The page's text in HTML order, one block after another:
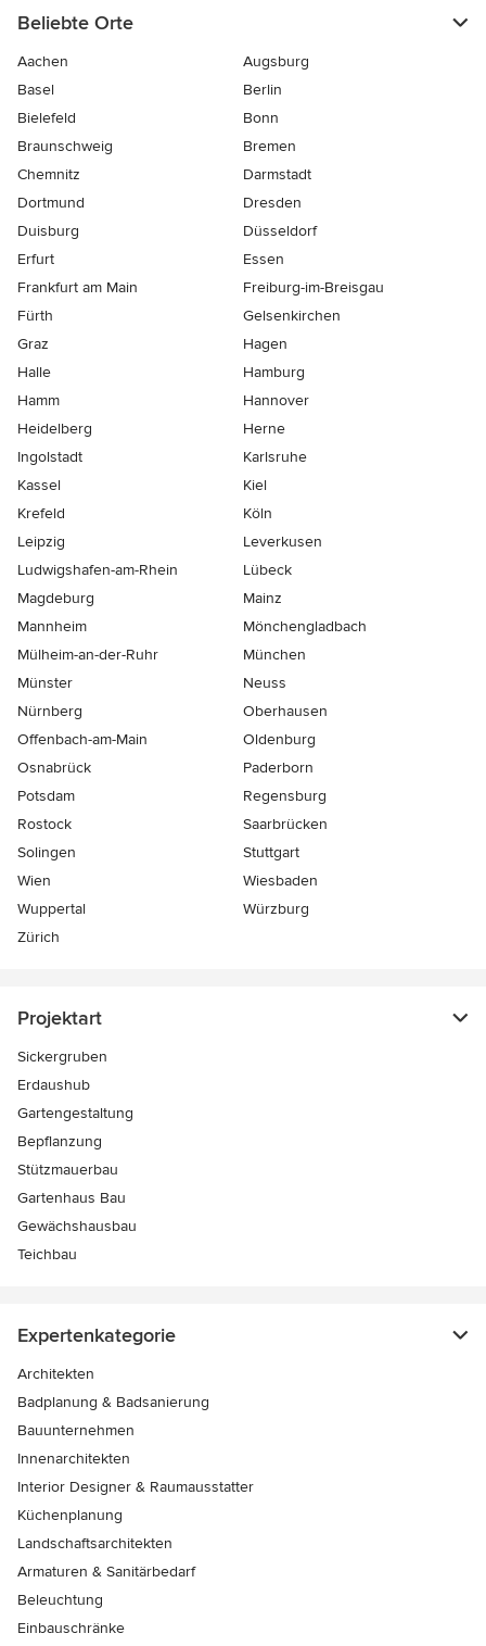
Beliebte Orte
Aachen
Augsburg
Basel
Berlin
Bielefeld
Bonn
Braunschweig
Bremen
Chemnitz
Darmstadt
Dortmund
Dresden
Duisburg
Düsseldorf
Erfurt
Essen
Frankfurt am Main
Freiburg-im-Breisgau
Fürth
Gelsenkirchen
Graz
Hagen
Halle
Hamburg
Hamm
Hannover
Heidelberg
Herne
Ingolstadt
Karlsruhe
Kassel
Kiel
Krefeld
Köln
Leipzig
Leverkusen
Ludwigshafen-am-Rhein
Lübeck
Magdeburg
Mainz
Mannheim
Mönchen­gladbach
Mülheim-an-der-Ruhr
München
Münster
Neuss
Nürnberg
Oberhausen
Offenbach-am-Main
Oldenburg
Osnabrück
Paderborn
Potsdam
Regensburg
Rostock
Saarbrücken
Solingen
Stuttgart
Wien
Wiesbaden
Wuppertal
Würzburg
Zürich
Projektart
Sickergruben
Erdaushub
Gartengestaltung
Bepflanzung
Stützmauerbau
Gartenhaus Bau
Gewächshausbau
Teichbau
Expertenkategorie
Architekten
Badplanung & Badsanierung
Bauunternehmen
Innenarchitekten
Interior Designer & Raumausstatter
Küchenplanung
Landschaftsarchitekten
Armaturen & Sanitärbedarf
Beleuchtung
Einbauschränke